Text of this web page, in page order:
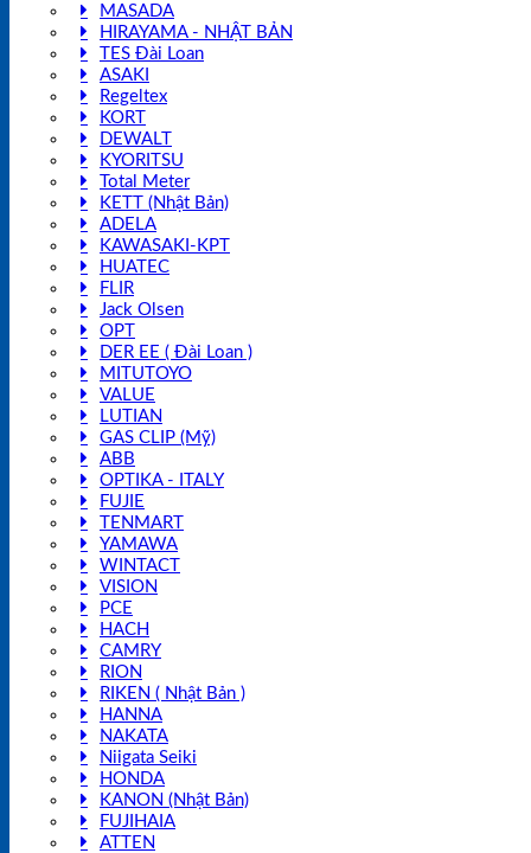
MASADA
HIRAYAMA - NHẬT BẢN
TES Đài Loan
ASAKI
Regeltex
KORT
DEWALT
KYORITSU
Total Meter
KETT (Nhật Bản)
ADELA
KAWASAKI-KPT
HUATEC
FLIR
Jack Olsen
OPT
DER EE ( Đài Loan )
MITUTOYO
VALUE
LUTIAN
GAS CLIP (Mỹ)
ABB
OPTIKA - ITALY
FUJIE
TENMART
YAMAWA
WINTACT
VISION
PCE
HACH
CAMRY
RION
RIKEN ( Nhật Bản )
HANNA
NAKATA
Niigata Seiki
HONDA
KANON (Nhật Bản)
FUJIHAIA
ATTEN